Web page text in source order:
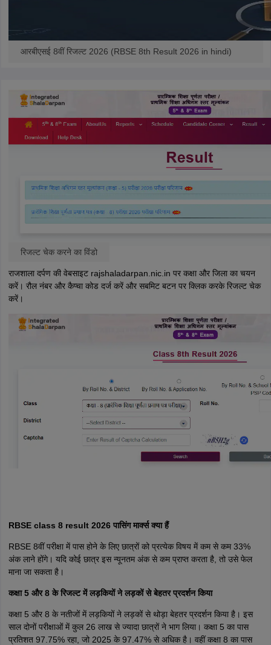
आरबीएसई 8वीं रिजल्ट 2026 (RBSE 8th Result 2026 in hindi)
रिजल्ट चेक करने का विंडो
राजशाला दर्पण की वेबसाइट rajshaladarpan.nic.in पर कक्षा और जिला का चयन
करें। रौल नंबर और कैप्चा कोड दर्ज करें और सबमिट बटन पर क्लिक करके रिजल्ट चेक
करें।
RBSE class 8 result 2026 पासिंग मार्क्स क्या हैं
RBSE 8वीं परीक्षा में पास होने के लिए छात्रों को प्रत्येक विषय में कम से कम 33%
अंक लाने होंगे। यदि कोई छात्र इस न्यूनतम अंक से कम प्राप्त करता है, तो उसे फेल
माना जा सकता है।
कक्षा 5 और 8 के रिजल्ट में लड़कियों ने लड़कों से बेहतर प्रदर्शन किया
कक्षा 5 और 8 के नतीजों में लड़कियों ने लड़कों से थोड़ा बेहतर प्रदर्शन किया है। इस
साल दोनों परीक्षाओं में कुल 26 लाख से ज्यादा छात्रों ने भाग लिया। कक्षा 5 का पास
प्रतिशत 97.75% रहा, जो 2025 के 97.47% से अधिक है। वहीं कक्षा 8 का पास